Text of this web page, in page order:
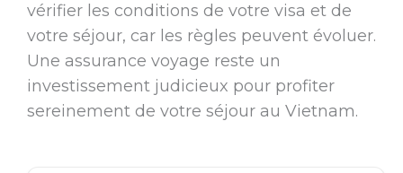
vérifier les conditions de votre visa et de
votre séjour, car les règles peuvent évoluer.
Une assurance voyage reste un
investissement judicieux pour profiter
sereinement de votre séjour au Vietnam.